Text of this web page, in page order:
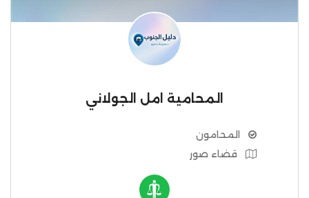
المحامية امل الجولاني
المحامون
قضاء صور